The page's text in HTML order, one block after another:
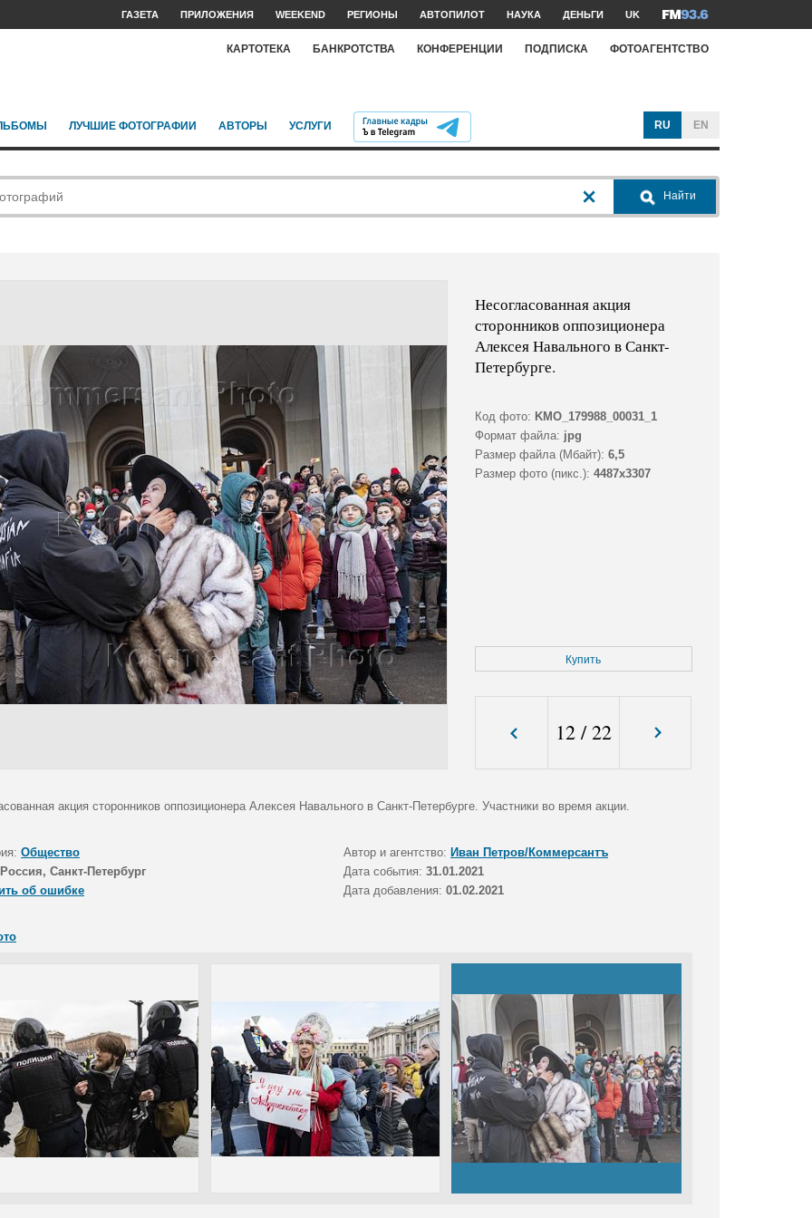
ГАЗЕТА ПРИЛОЖЕНИЯ WEEKEND РЕГИОНЫ АВТОПИЛОТ НАУКА ДЕНЬГИ UK
КАРТОТЕКА БАНКРОТСТВА КОНФЕРЕНЦИИ ПОДПИСКА ФОТОАГЕНТСТВО
ЛУЧШИЕ ФОТОГРАФИИ АВТОРЫ УСЛУГИ RU EN
Найти
Несогласованная акция
сторонников оппозиционера
Алексея Навального в Санкт-
Петербурге.
Код фото: KMO_179988_00031_1
Формат файла: jpg
Размер файла (Мбайт): 6,5
Размер фото (пикс.): 4487x3307
Купить
12/22
акция сторонников оппозиционера Алексея Навального в Санкт-Петербурге. Участники во время акции.
Общество Автор и агентство: Иван Петров/Коммерсантъ
Россия, Санкт-Петербург Дата события: 31.01.2021
об ошибке
Дата добавления: 01.02.2021